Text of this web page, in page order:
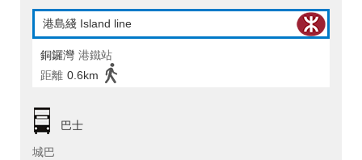
港島綫 Island line
銅鑼灣 港鐵站
距離 0.6km
巴士
城巴